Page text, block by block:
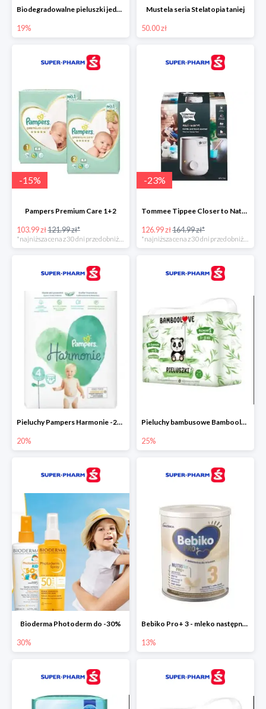
Biodegradowalne pieluszki jednorazowe -19%
19%
Mustela seria Stelatopia taniej
50.00 zł
-15%
Pampers Premium Care 1+2
103.99 zł121.99 zł*
*najniższa cena z 30 dni przed obniżką
-23%
Tommee Tippee Closer to Nature - elektryczny podgrzewacz butelek i pokarmu
126.99 zł164.99 zł*
*najniższa cena z 30 dni przed obniżką
Pieluchy Pampers Harmonie -20%
20%
Pieluchy bambusowe Bamboolove S -25%
25%
Bioderma Photoderm do -30%
30%
Bebiko Pro+ 3 - mleko następne dla dzieci -13%
13%